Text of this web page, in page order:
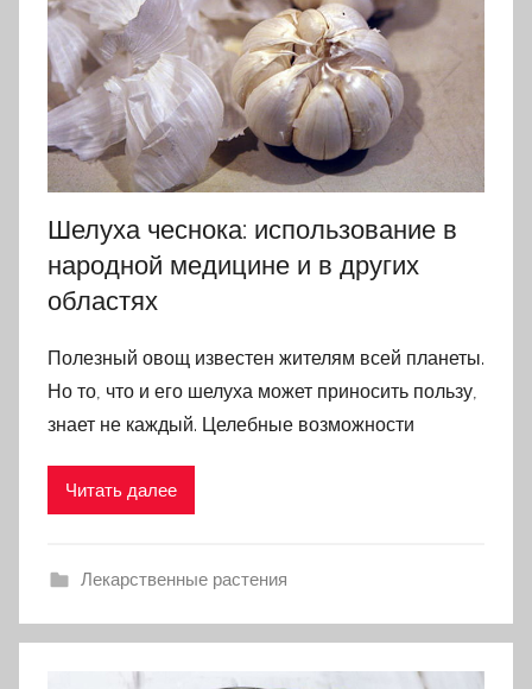
Шелуха чеснока: использование в
народной медицине и в других
областях
Полезный овощ известен жителям всей планеты.
Но то, что и его шелуха может приносить пользу,
знает не каждый. Целебные возможности
Читать далее
Лекарственные растения